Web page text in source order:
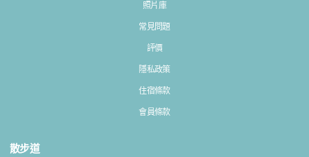
照片庫
常見問題
評價
隱私政策
住宿條款
會員條款
散步道